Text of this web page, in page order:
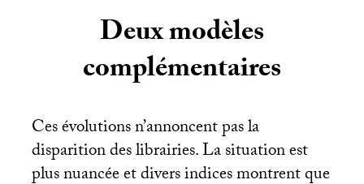
Deux modèles
complémentaires
Ces évolutions n’annoncent pas la
disparition des librairies. La situation est
plus nuancée et divers indices montrent que